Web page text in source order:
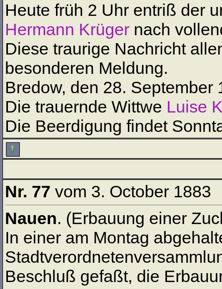
Heute früh 2 Uhr entriß der
Hermann Krüger nach
Diese traurige Nachricht
besonderen Meldung.
Bredow, den 28. September
Die trauernde Wittwe Luise
Die Beerdigung findet
Nr. 77 vom 3. October 1883
Nauen. (Erbauung einer
In einer am Montag
Beschluß gefaßt, die